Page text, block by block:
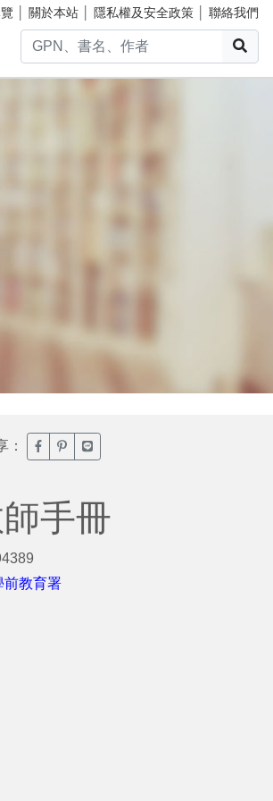
關於本站 隱私權及安全政策 聯絡我們
： 臉書分享(另開新視窗)
噗浪分享(另開新視窗)
Line分享(另開新視窗)
手冊
前教育署